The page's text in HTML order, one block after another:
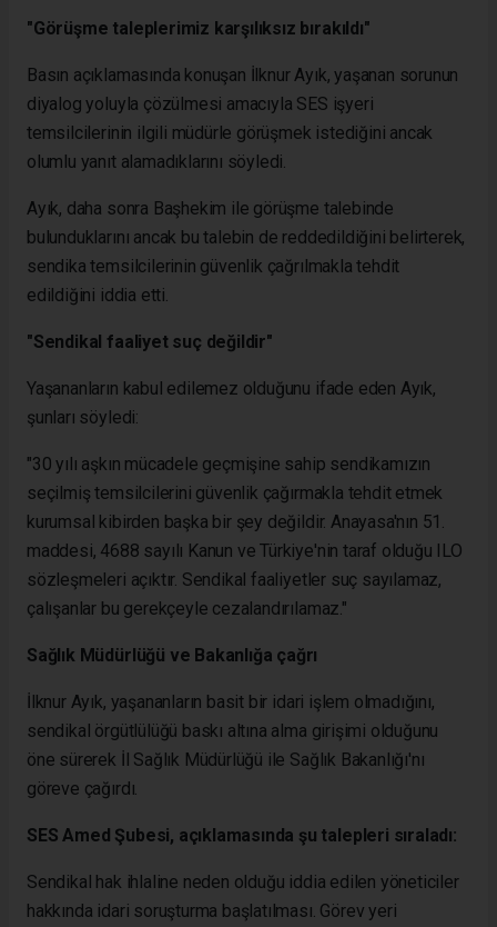
"Görüşme taleplerimiz karşılıksız bırakıldı"
Basın açıklamasında konuşan İlknur Ayık, yaşanan sorunun
diyalog yoluyla çözülmesi amacıyla SES işyeri
temsilcilerinin ilgili müdürle görüşmek istediğini ancak
olumlu yanıt alamadıklarını söyledi.
Ayık, daha sonra Başhekim ile görüşme talebinde
bulunduklarını ancak bu talebin de reddedildiğini belirterek,
sendika temsilcilerinin güvenlik çağrılmakla tehdit
edildiğini iddia etti.
"Sendikal faaliyet suç değildir"
Yaşananların kabul edilemez olduğunu ifade eden Ayık,
şunları söyledi:
"30 yılı aşkın mücadele geçmişine sahip sendikamızın
seçilmiş temsilcilerini güvenlik çağırmakla tehdit etmek
kurumsal kibirden başka bir şey değildir. Anayasa'nın 51.
maddesi, 4688 sayılı Kanun ve Türkiye'nin taraf olduğu ILO
sözleşmeleri açıktır. Sendikal faaliyetler suç sayılamaz,
çalışanlar bu gerekçeyle cezalandırılamaz."
Sağlık Müdürlüğü ve Bakanlığa çağrı
İlknur Ayık, yaşananların basit bir idari işlem olmadığını,
sendikal örgütlülüğü baskı altına alma girişimi olduğunu
öne sürerek İl Sağlık Müdürlüğü ile Sağlık Bakanlığı'nı
göreve çağırdı.
SES Amed Şubesi, açıklamasında şu talepleri sıraladı:
Sendikal hak ihlaline neden olduğu iddia edilen yöneticiler
hakkında idari soruşturma başlatılması. Görev yeri